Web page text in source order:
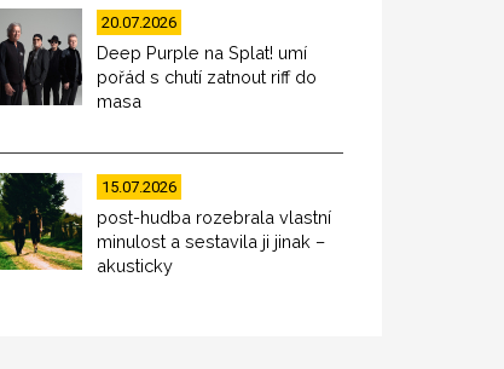
20.07.2026
Deep Purple na Splat! umí
pořád s chutí zatnout riff do
masa
15.07.2026
post-hudba rozebrala vlastní
minulost a sestavila ji jinak –
akusticky